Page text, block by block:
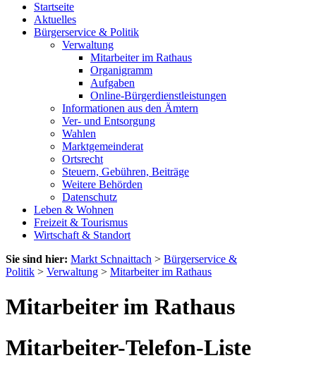
Startseite
Aktuelles
Bürgerservice & Politik
Verwaltung
Mitarbeiter im Rathaus
Organigramm
Aufgaben
Online-Bürgerdienstleistungen
Informationen aus den Ämtern
Ver- und Entsorgung
Wahlen
Marktgemeinderat
Ortsrecht
Steuern, Gebühren, Beiträge
Weitere Behörden
Datenschutz
Leben & Wohnen
Freizeit & Tourismus
Wirtschaft & Standort
Sie sind hier: Markt Schnaittach > Bürgerservice &
Politik > Verwaltung > Mitarbeiter im Rathaus
Mitarbeiter im Rathaus
Mitarbeiter-Telefon-Liste